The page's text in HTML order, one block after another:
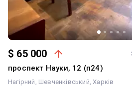
$ 65 000
проспект Науки, 12 (п24)
Нагірний Шевченківський Харків